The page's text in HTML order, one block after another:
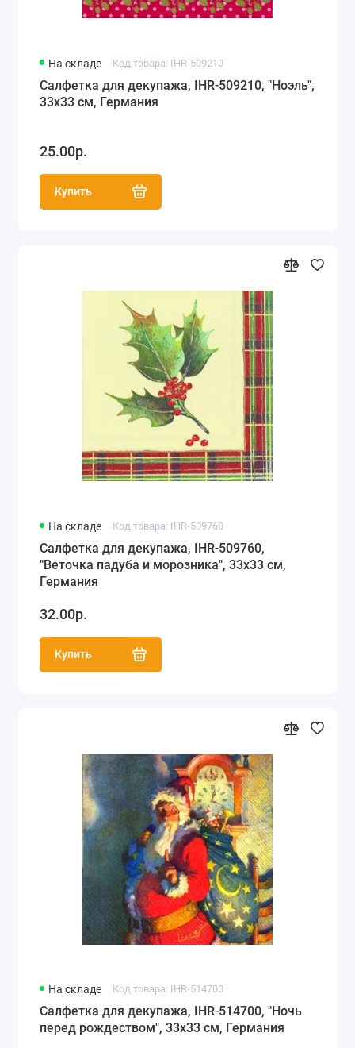
На складе Код товара: IHR-509210
Салфетка для декупажа, IHR-509210, "Ноэль",
33х33 см, Германия
25.00р.
Купить
На складе Код товара: IHR-509760
Салфетка для декупажа, IHR-509760,
"Веточка падуба и морозника", 33х33 см,
Германия
32.00р.
Купить
На складе Код товара: IHR-514700
Салфетка для декупажа, IHR-514700, "Ночь
перед рождеством", 33х33 см, Германия